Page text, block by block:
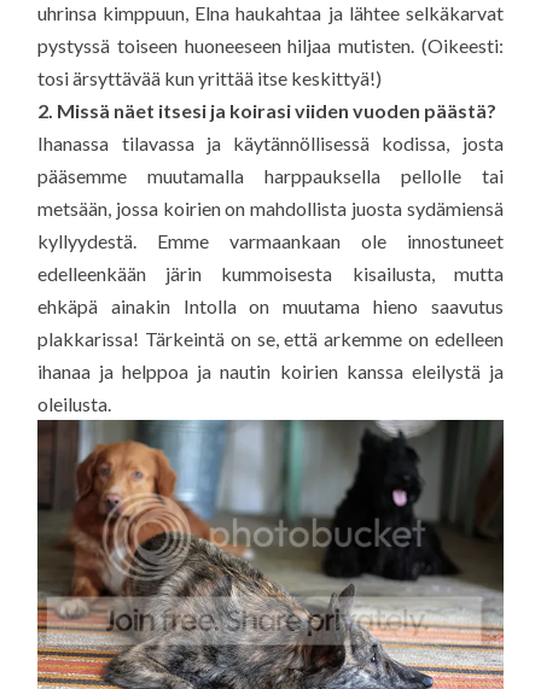
uhrinsa kimppuun, Elna haukahtaa ja lähtee selkäkarvat
pystyssä toiseen huoneeseen hiljaa mutisten. (Oikeesti:
tosi ärsyttävää kun yrittää itse keskittyä!)
2. Missä näet itsesi ja koirasi viiden vuoden päästä?
Ihanassa tilavassa ja käytännöllisessä kodissa, josta
pääsemme muutamalla harppauksella pellolle tai
metsään, jossa koirien on mahdollista juosta sydämiensä
kyllyydestä. Emme varmaankaan ole innostuneet
edelleenkään järin kummoisesta kisailusta, mutta
ehkäpä ainakin Intolla on muutama hieno saavutus
plakkarissa! Tärkeintä on se, että arkemme on edelleen
ihanaa ja helppoa ja nautin koirien kanssa eleilystä ja
oleilusta.